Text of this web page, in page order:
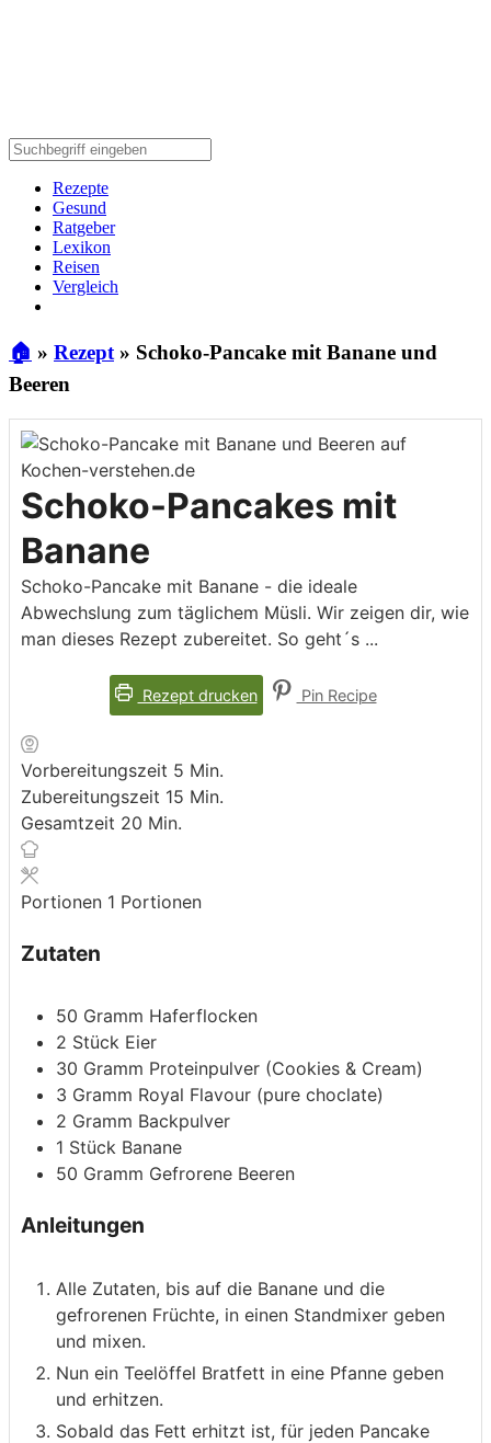
Rezepte
Gesund
Ratgeber
Lexikon
Reisen
Vergleich
🏠 » Rezept » Schoko-Pancake mit Banane und
Beeren
Schoko-Pancakes mit
Banane
Schoko-Pancake mit Banane - die ideale
Abwechslung zum täglichem Müsli. Wir zeigen dir, wie
man dieses Rezept zubereitet. So geht´s ...
Rezept drucken Pin Recipe
Vorbereitungszeit 5 Minuten
Min.
Zubereitungszeit 15 Minuten
Min.
Gesamtzeit 20 Minuten
Min.
Portionen 1 Portionen
Zutaten
50 Gramm Haferflocken
2 Stück Eier
30 Gramm Proteinpulver (Cookies & Cream)
3 Gramm Royal Flavour (pure choclate)
2 Gramm Backpulver
1 Stück Banane
50 Gramm Gefrorene Beeren
Anleitungen
Alle Zutaten, bis auf die Banane und die
gefrorenen Früchte, in einen Standmixer geben
und mixen.
Nun ein Teelöffel Bratfett in eine Pfanne geben
und erhitzen.
Sobald das Fett erhitzt ist, für jeden Pancake